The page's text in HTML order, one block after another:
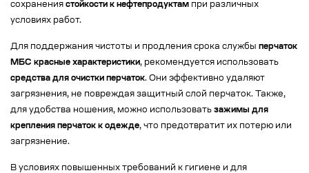
сохранения стойкости к нефтепродуктам при различных
условиях работ.
Для поддержания чистоты и продления срока службы перчаток
МБС красные характеристики, рекомендуется использовать
средства для очистки перчаток. Они эффективно удаляют
загрязнения, не повреждая защитный слой перчаток. Также,
для удобства ношения, можно использовать зажимы для
крепления перчаток к одежде, что предотвратит их потерю или
загрязнение.
В условиях повышенных требований к гигиене и для